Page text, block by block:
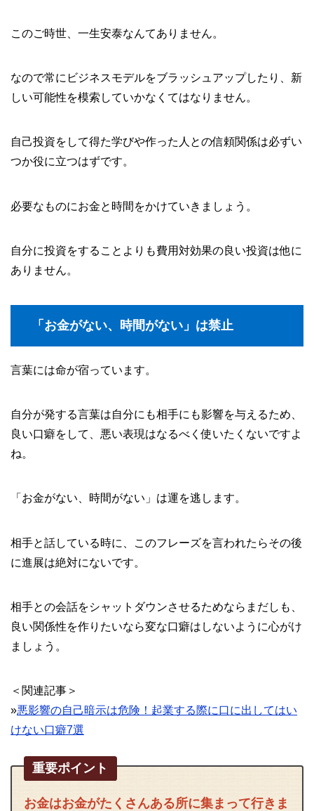
このご時世、一生安泰なんてありません。
なので常にビジネスモデルをブラッシュアップしたり、新
しい可能性を模索していかなくてはなりません。
自己投資をして得た学びや作った人との信頼関係は必ずい
つか役に立つはずです。
必要なものにお金と時間をかけていきましょう。
自分に投資をすることよりも費用対効果の良い投資は他に
ありません。
「お金がない、時間がない」は禁止
言葉には命が宿っています。
自分が発する言葉は自分にも相手にも影響を与えるため、
良い口癖をして、悪い表現はなるべく使いたくないですよ
ね。
「お金がない、時間がない」は運を逃します。
相手と話している時に、このフレーズを言われたらその後
に進展は絶対にないです。
相手との会話をシャットダウンさせるためならまだしも、
良い関係性を作りたいなら変な口癖はしないように心がけ
ましょう。
＜関連記事＞
»悪影響の自己暗示は危険！起業する際に口に出してはい
けない口癖7選
重要ポイント
お金はお金がたくさんある所に集まって行きま